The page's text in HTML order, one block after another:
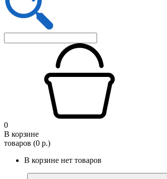
0
В корзине
товаров (0 р.)
В корзине нет товаров